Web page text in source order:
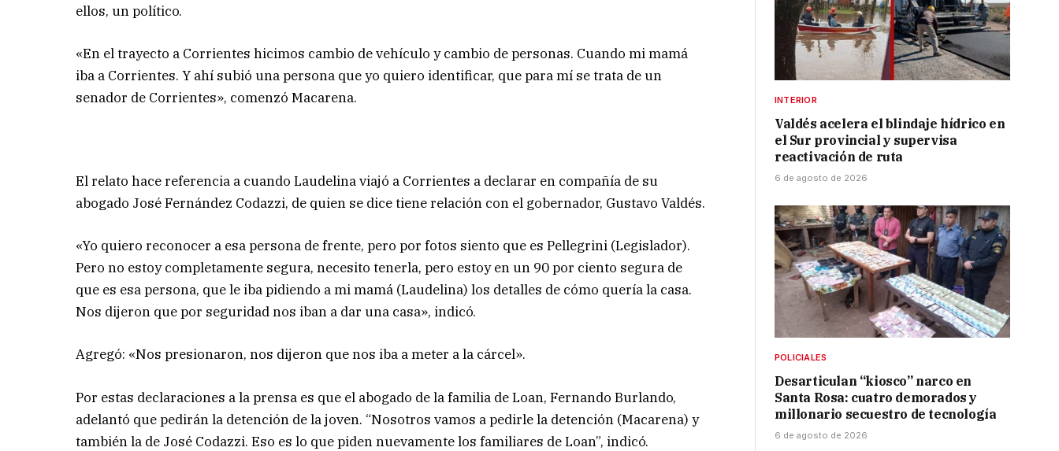
ellos, un político.
«En el trayecto a Corrientes hicimos cambio de vehículo y cambio de personas. Cuando mi mamá
iba a Corrientes. Y ahí subió una persona que yo quiero identificar, que para mí se trata de un
senador de Corrientes», comenzó Macarena.
El relato hace referencia a cuando Laudelina viajó a Corrientes a declarar en compañía de su
abogado José Fernández Codazzi, de quien se dice tiene relación con el gobernador, Gustavo Valdés.
«Yo quiero reconocer a esa persona de frente, pero por fotos siento que es Pellegrini (Legislador).
Pero no estoy completamente segura, necesito tenerla, pero estoy en un 90 por ciento segura de
que es esa persona, que le iba pidiendo a mi mamá (Laudelina) los detalles de cómo quería la casa.
Nos dijeron que por seguridad nos iban a dar una casa», indicó.
Agregó: «Nos presionaron, nos dijeron que nos iba a meter a la cárcel».
Por estas declaraciones a la prensa es que el abogado de la familia de Loan, Fernando Burlando,
adelantó que pedirán la detención de la joven. “Nosotros vamos a pedirle la detención (Macarena) y
también la de José Codazzi. Eso es lo que piden nuevamente los familiares de Loan”, indicó.
INTERIOR
Valdés acelera el blindaje hídrico en
el Sur provincial y supervisa
reactivación de ruta
6 de agosto de 2026
POLICIALES
Desarticulan “kiosco” narco en
Santa Rosa: cuatro demorados y
millonario secuestro de tecnología
6 de agosto de 2026